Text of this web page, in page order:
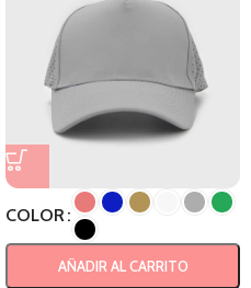
COLOR
AÑADIR AL CARRITO